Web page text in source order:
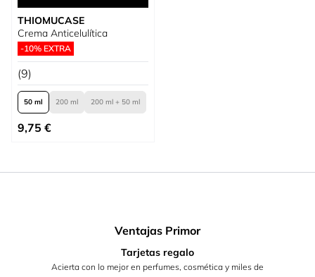
THIOMUCASE
Crema Anticelulítica
-10% EXTRA
(9)
50 ml 200 ml 200 ml + 50 ml
Tan bajo como
9,75 €
Ventajas Primor
Tarjetas regalo
Acierta con lo mejor en perfumes, cosmética y miles de